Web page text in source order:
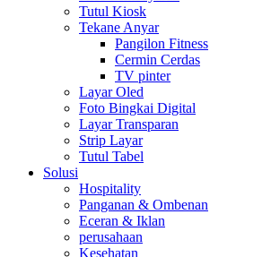
Tutul Kiosk
Tekane Anyar
Pangilon Fitness
Cermin Cerdas
TV pinter
Layar Oled
Foto Bingkai Digital
Layar Transparan
Strip Layar
Tutul Tabel
Solusi
Hospitality
Panganan & Ombenan
Eceran & Iklan
perusahaan
Kesehatan